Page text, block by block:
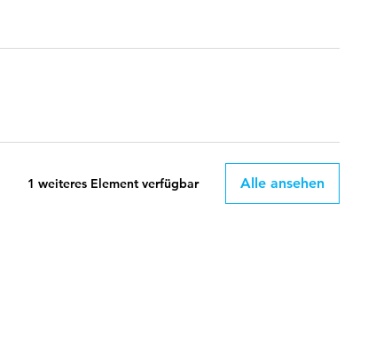
1 weiteres Element verfügbar Alle ansehen